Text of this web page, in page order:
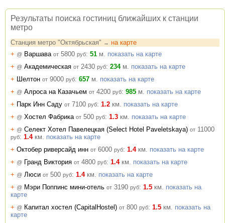
Результаты поиска гостиниц ближайших к станции
метро
Станция метро "Октябрьская" → на карте
+ @ Варшава от 5800 руб: 51 м. показать на карте
+ @ Академическая от 2430 руб: 234м. показать на карте
+ Шелтон от 9000 руб: 657 м. показать на карте
+ @ Алроса на Казачьем от 4200 руб: 985 м. показать на карте
+ Парк Инн Саду от 7100 руб: 1.2 км. показать на карте
+ @ Хостел Фабрика от 500 руб: 1.3 км. показать на карте
+ @ Селект Хотел Павелецкая (Select Hotel Paveletskaya) от 11000
руб: 1.4км. показать на карте
+ Октобер риверсайд инн от 6000 руб: 1.4км. показать на карте
+ @ Гранд Виктория от 4800 руб: 1.4км. показать на карте
+ @ Люси от 500 руб: 1.4км. показать на карте
+ @ Мэри Поппинс мини-отель от 3190 руб: 1.5 км. показать на
карте
+ @ Капитал хостел (CapitalHostel) от 800 руб: 1.5 км. показать на
карте